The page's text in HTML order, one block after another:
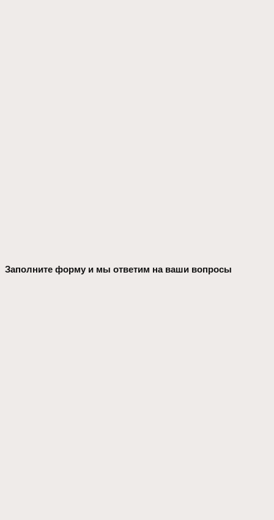
Заполните форму и мы ответим на ваши вопросы